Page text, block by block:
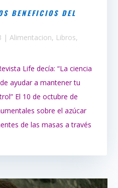
BENEFICIOS DEL
|Alimentacion, Libros,
Life decía: “La ciencia
ayudar a mantener tu
El 10 de octubre de
sobre el azúcar
de las masas a través